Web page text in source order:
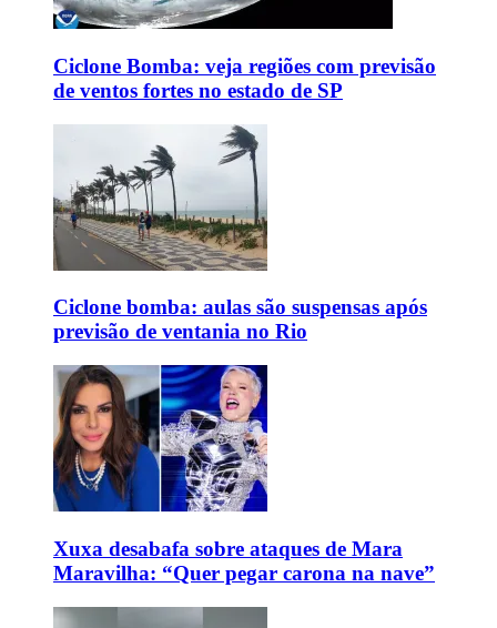
Ciclone Bomba: veja regiões com previsão
de ventos fortes no estado de SP
Ciclone bomba: aulas são suspensas após
previsão de ventania no Rio
Xuxa desabafa sobre ataques de Mara
Maravilha: “Quer pegar carona na nave”